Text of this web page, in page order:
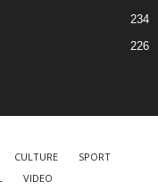
234
226
CULTURE
SPORT
VIDEO